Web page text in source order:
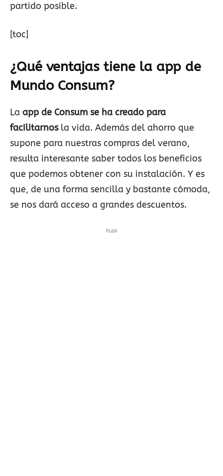
partido posible.
[toc]
¿Qué ventajas tiene la app de
Mundo Consum?
La app de Consum se ha creado para
facilitarnosla vida. Además del ahorro que
supone para nuestras compras del verano,
resulta interesante saber todos los beneficios
que podemos obtener con su instalación. Y es
que, de una forma sencilla y bastante cómoda,
se nos dará acceso a grandes descuentos.
Publi